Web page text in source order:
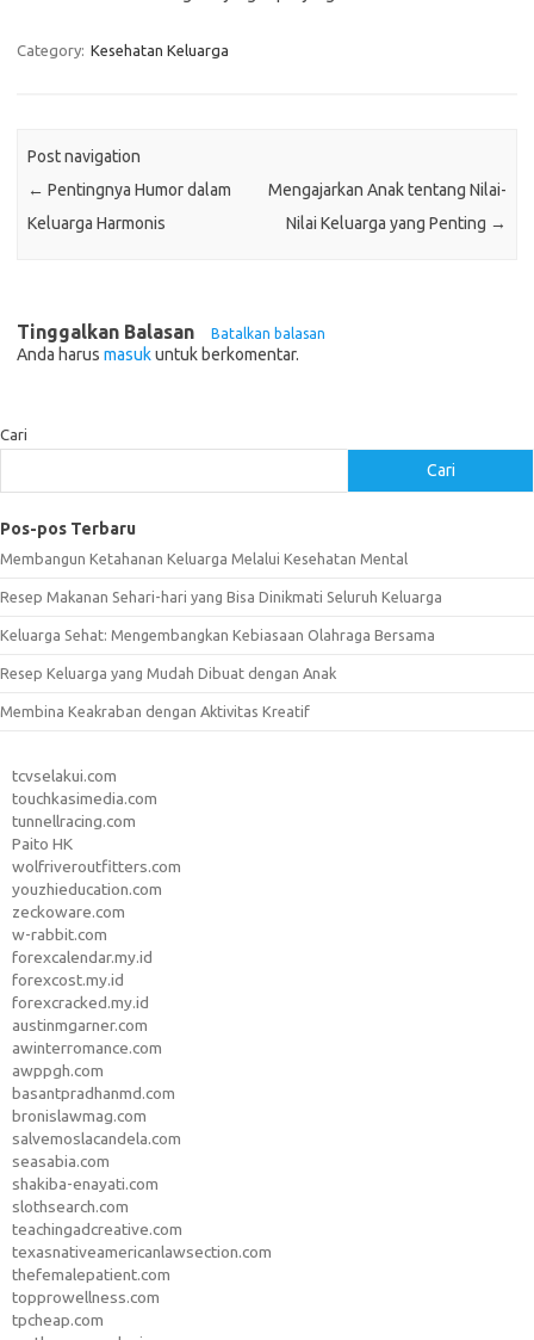
Category: Kesehatan Keluarga
Post navigation
← Pentingnya Humor dalam
Keluarga Harmonis
Mengajarkan Anak tentang Nilai-
Nilai Keluarga yang Penting →
Tinggalkan Balasan Batalkan balasan
Anda harus masukuntuk berkomentar.
Cari
Cari
Pos-pos Terbaru
Membangun Ketahanan Keluarga Melalui Kesehatan Mental
Resep Makanan Sehari-hari yang Bisa Dinikmati Seluruh Keluarga
Keluarga Sehat: Mengembangkan Kebiasaan Olahraga Bersama
Resep Keluarga yang Mudah Dibuat dengan Anak
Membina Keakraban dengan Aktivitas Kreatif
tcvselakui.com
touchkasimedia.com
tunnellracing.com
Paito HK
wolfriveroutfitters.com
youzhieducation.com
zeckoware.com
w-rabbit.com
forexcalendar.my.id
forexcost.my.id
forexcracked.my.id
austinmgarner.com
awinterromance.com
awppgh.com
basantpradhanmd.com
bronislawmag.com
salvemoslacandela.com
seasabia.com
shakiba-enayati.com
slothsearch.com
teachingadcreative.com
texasnativeamericanlawsection.com
thefemalepatient.com
topprowellness.com
tpcheap.com